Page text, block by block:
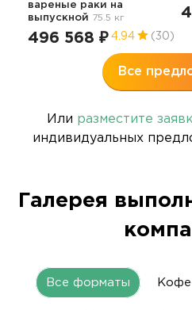
вареные раки на
выпускной 75.5 кг
496 568 ₽ 4.94 (30)
Все
Или разместите
индивидуальных
Галерея
Все форматы